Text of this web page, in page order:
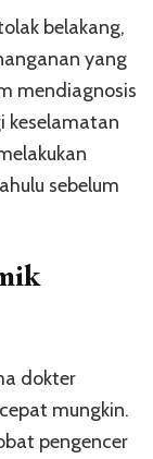
belakang,
yang
mendiagnosis
keselamatan
sebelum
dokter
mungkin.
pengencer